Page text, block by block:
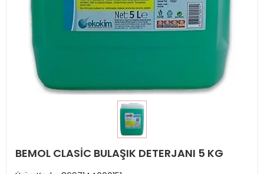
BEMOL CLASİC BULAŞIK DETERJANI 5 KG